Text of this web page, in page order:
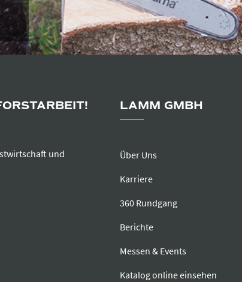
und
LAMM GMBH
Über Uns
Karriere
360 Rundgang
Berichte
Messen & Events
Katalog online einsehen